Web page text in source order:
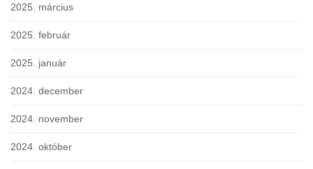
2025. március
2025. február
2025. január
2024. december
2024. november
2024. október